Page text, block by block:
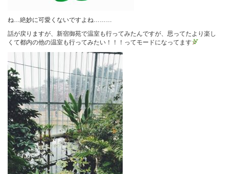
ね…絶妙に可愛くないですよね………
話が戻りますが、新宿御苑で温室も行ってみたんですが、思ってたより楽し
くて都内の他の温室も行ってみたい！！！ってモードになってます